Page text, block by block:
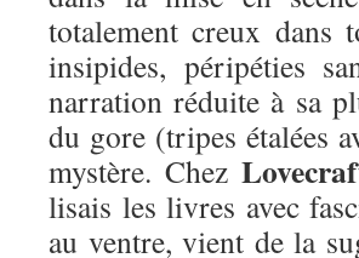
totalement creux dans
insipides, péripéties
narration réduite à sa
du gore (tripes étalées
mystère. Chez
lisais les livres avec
au ventre, vient de la